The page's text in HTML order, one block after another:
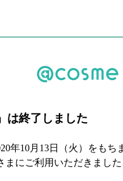
は終了しました
年10月13日（火）をも
まにご利用いただきまし